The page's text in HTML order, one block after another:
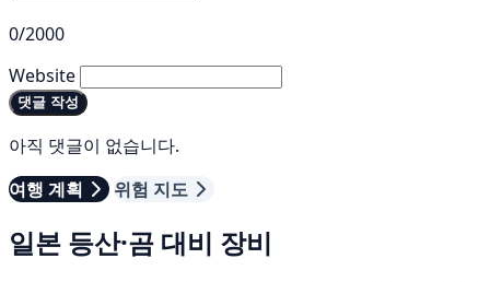
0/2000
Website
댓글 작성
아직 댓글이 없습니다.
여행 계획
위험 지도
일본 등산·곰 대비 장비